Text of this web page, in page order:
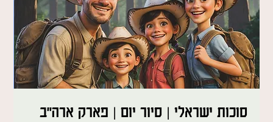
סוכות ישראלי | סיור יום | פארק ארה"ב